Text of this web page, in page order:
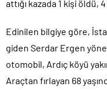
attığı kazada 1 kişi öldü,
Edinilen bilgiye göre,
giden Serdar Ergen
otomobil, Ardıç köyü
Araçtan fırlayan 68